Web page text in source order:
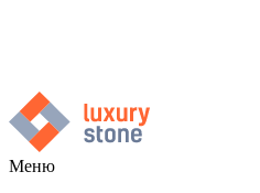
Меню